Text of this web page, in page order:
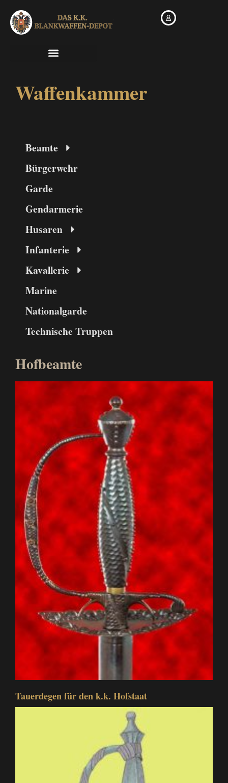
Zum
Waffenkammer
Beamte
Bürgerwehr
Garde
Gendarmerie
Husaren
Infanterie
Kavallerie
Marine
Nationalgarde
Technische Truppen
Hofbeamte
Tauerdegen für den k.k. Hofstaat